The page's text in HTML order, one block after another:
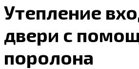
Утепление
двери с
поролона